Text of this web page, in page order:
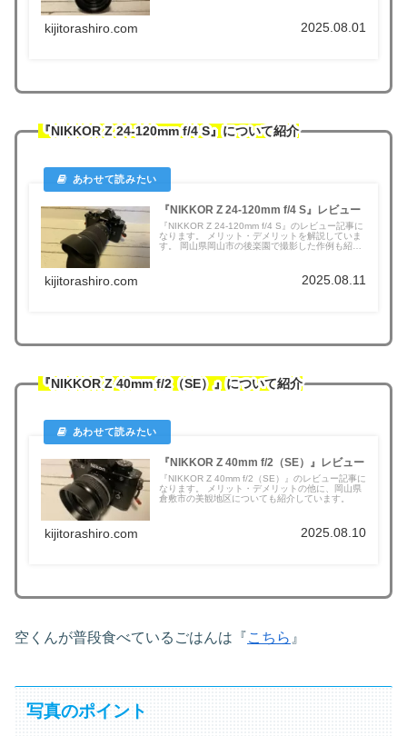
kijitorashiro.com 2025.08.01
『NIKKOR Z 24-120mm f/4 S』について紹介
『NIKKOR Z 24-120mm f/4 S』レビュー
『NIKKOR Z 24-120mm f/4 S』のレビュー記事に
なります。 メリット・デメリットを解説していま
す。 岡山県岡山市の後楽園で撮影した作例も紹介
kijitorashiro.com 2025.08.11
『NIKKOR Z 40mm f/2（SE）』について紹介
『NIKKOR Z 40mm f/2（SE）』レビュー
『NIKKOR Z 40mm f/2（SE）』のレビュー記事に
なります。 メリット・デメリットの他に、岡山県
倉敷市の美観地区についても紹介しています。
kijitorashiro.com 2025.08.10
空くんが普段食べているごはんは『こちら 』
写真のポイント